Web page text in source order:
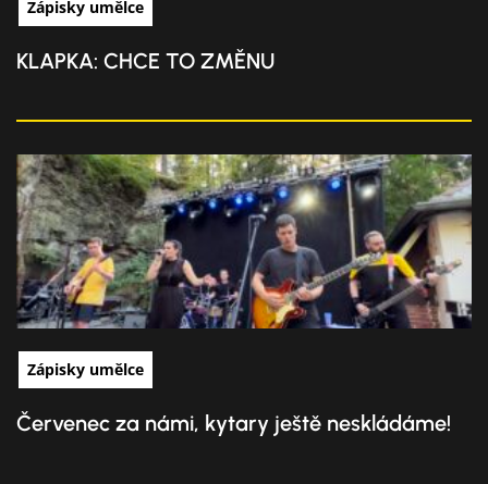
Zápisky umělce
KLAPKA: CHCE TO ZMĚNU
Zápisky umělce
Červenec za námi, kytary ještě neskládáme!